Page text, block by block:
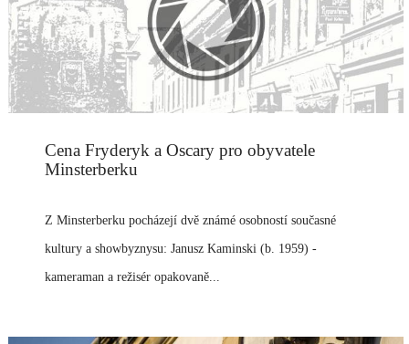
Cena Fryderyk a Oscary pro obyvatele
Minsterberku
Z Minsterberku pocházejí dvě známé osobností současné
kultury a showbyznysu: Janusz Kaminski (b. 1959) -
kameraman a režisér opakovaně...